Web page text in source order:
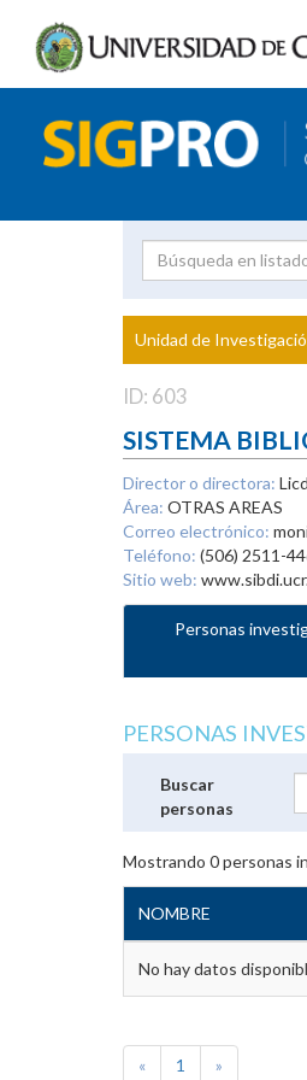
Proyecto
Unidad de
ID: 603
SISTEMA
Director o directora:
Área: OTRAS AREAS
Correo electrónico:
Teléfono: (506) 2511-
Sitio web:
Personas
PERSONAS
Buscar
personas
Mostrando 0personas
NOMBRE
No hay datos
« 1 »